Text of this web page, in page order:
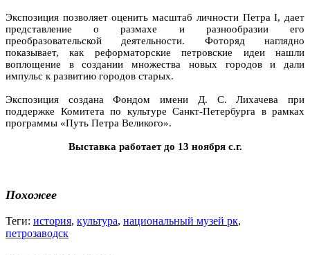
Экспозиция позволяет оценить масштаб личности Петра I, дает
представление о размахе и разнообразии его
преобразовательской деятельности. Фоторяд наглядно
показывает, как реформаторские петровские идеи нашли
воплощение в создании множества новых городов и дали
импульс к развитию городов старых.
Экспозиция создана Фондом имени Д. С. Лихачева при
поддержке Комитета по культуре Санкт-Петербурга в рамках
программы «Путь Петра Великого».
Выставка работает до 13 ноября с.г.
Похожее
Теги: история, культура, национальный музей рк,
петрозаводск